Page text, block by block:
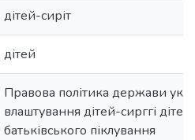
дітей-сиріт
дітей
Правова політика держави
влаштування дітей-сирггі
батьківського піклування